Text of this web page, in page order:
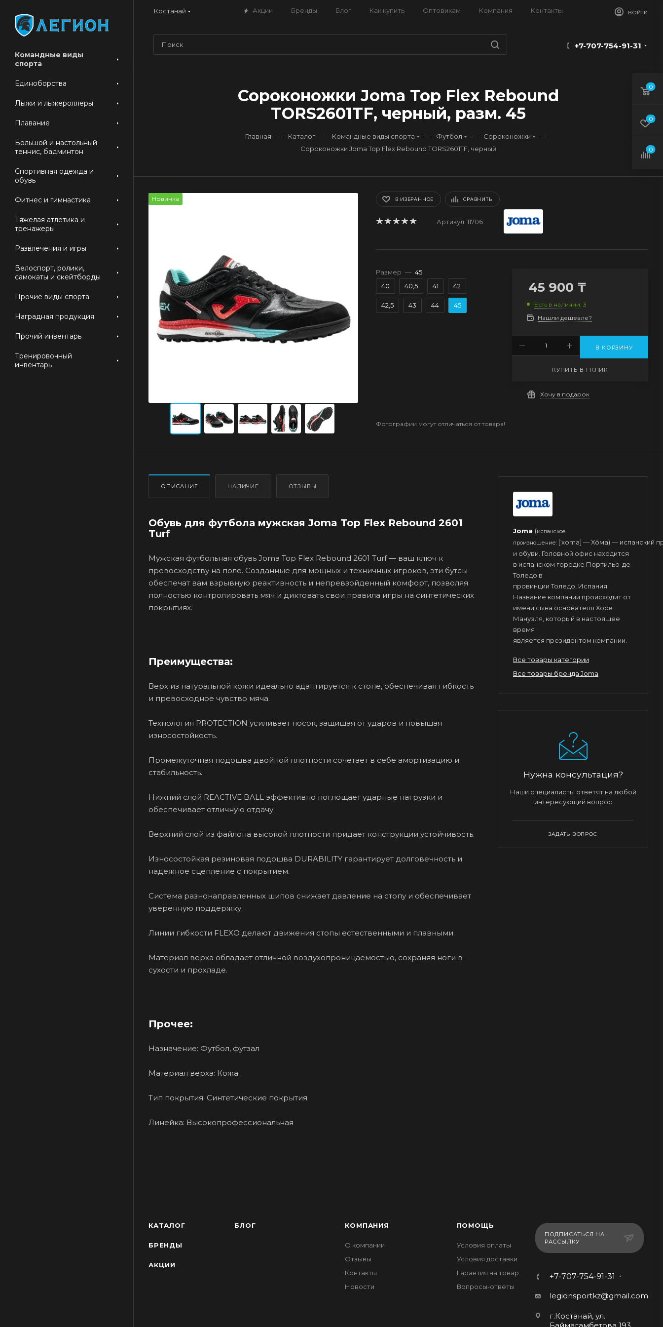
Костанай Акции Бренды Блог Как купить Оптовикам Компания Контакты ВОЙТИ
+7-707-754-91-31
Командные виды
спорта
Единоборства
Лыжи и лыжероллеры
Плавание
Большой и настольный
теннис, бадминтон
Спортивная одежда и
обувь
Фитнес и гимнастика
Тяжелая атлетика и
тренажеры
Развлечения и игры
Велоспорт, ролики,
самокаты и скейтборды
Прочие виды спорта
Наградная продукция
Прочий инвентарь
Тренировочный
инвентарь
Сороконожки Joma Top Flex Rebound
TORS2601TF, черный, разм. 45
Главная — Каталог — Командные виды спорта — Футбол — Сороконожки —
Сороконожки Joma Top Flex Rebound TORS2601TF, черный
Новинка В ИЗБРАННОЕ СРАВНИТЬ
Артикул: 11706
Размер — 45
40
40,5 41 42
42,5 43 44 45
45 900 ₸
Есть в наличии: 3
Нашли дешевле?
В КОРЗИНУ
КУПИТЬ В 1 КЛИК
Хочу в подарок
Фотографии могут отличаться от товара!
ОПИСАНИЕ НАЛИЧИЕ ОТЗЫВЫ
Обувь для футбола мужская Joma Top Flex Rebound 2601
Turf
Мужская футбольная обувь Joma Top Flex Rebound 2601 Turf — ваш ключ к
превосходству на поле. Созданные для мощных и техничных игроков, эти бутсы
обеспечат вам взрывную реактивность и непревзойденный комфорт, позволяя
полностью контролировать мяч и диктовать свои правила игры на синтетических
покрытиях.
Преимущества:
Верх из натуральной кожи идеально адаптируется к стопе, обеспечивая гибкость
и превосходное чувство мяча.
Технология PROTECTION усиливает носок, защищая от ударов и повышая
износостойкость.
Промежуточная подошва двойной плотности сочетает в себе амортизацию и
стабильность.
Нижний слой REACTIVE BALL эффективно поглощает ударные нагрузки и
обеспечивает отличную отдачу.
Верхний слой из файлона высокой плотности придает конструкции устойчивость.
Износостойкая резиновая подошва DURABILITY гарантирует долговечность и
надежное сцепление с покрытием.
Система разнонаправленных шипов снижает давление на стопу и обеспечивает
уверенную поддержку.
Линии гибкости FLEXO делают движения стопы естественными и плавными.
Материал верха обладает отличной воздухопроницаемостью, сохраняя ноги в
сухости и прохладе.
Прочее:
Назначение: Футбол, футзал
Материал верха: Кожа
Тип покрытия: Синтетические покрытия
Линейка: Высокопрофессиональная
Joma (испанское
произношение: [ˈxoma] — Хо́ма) — испанский
и обуви. Головной офис находится
в испанском городке Портильо-де-
Толедо в
провинции Толедо, Испания.
Название компании происходит от
имени сына основателя Хосе
Мануэля, который в настоящее
время
является президентом компании.
Все товары категории
Все товары бренда Joma
Нужна консультация?
Наши специалисты ответят на любой
интересующий вопрос
ЗАДАТЬ ВОПРОС
КАТАЛОГ
БРЕНДЫ
АКЦИИ
БЛОГ КОМПАНИЯ
О компании
Отзывы
Контакты
Новости
ПОМОЩЬ
Условия оплаты
Условия доставки
Гарантия на товар
Вопросы-ответы
ПОДПИСАТЬСЯ НА
РАССЫЛКУ
+7-707-754-91-31
legionsportkz@gmail.com
г.Костанай, ул.
0
0
0